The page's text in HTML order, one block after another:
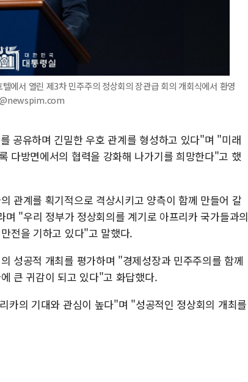
에서 열린 제3차 민주주의 정상회의 장관급 회의 개회식에서 환영
공유하며 긴밀한 우호 관계를 형성하고 있다"며 "미래
다방면에서의 협력을 강화해 나가기를 희망한다"고 했
관계를 획기적으로 격상시키고 양측이 함께 만들어 갈
"우리 정부가 정상회의를 계기로 아프리카 국가들과의
전을 기하고 있다"고 말했다.
성공적 개최를 평가하며 "경제성장과 민주주의를 함께
큰 귀감이 되고 있다"고 화답했다.
카의 기대와 관심이 높다"며 "성공적인 정상회의 개최를